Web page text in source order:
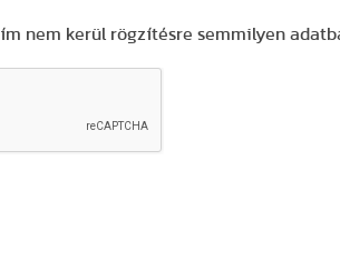
nem kerül rögzítésre semmilyen